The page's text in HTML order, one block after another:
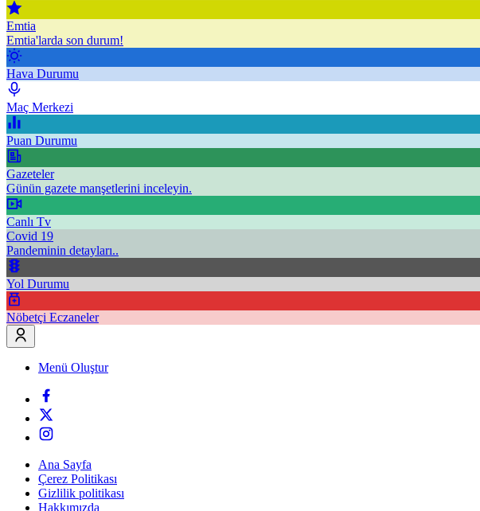
Emtia
Emtia'larda son durum!
Hava Durumu
Maç Merkezi
Puan Durumu
Gazeteler
Günün gazete manşetlerini inceleyin.
Canlı Tv
Covid 19
Pandeminin detayları..
Yol Durumu
Nöbetçi Eczaneler
Menü Oluştur
Ana Sayfa
Çerez Politikası
Gizlilik politikası
Hakkımızda